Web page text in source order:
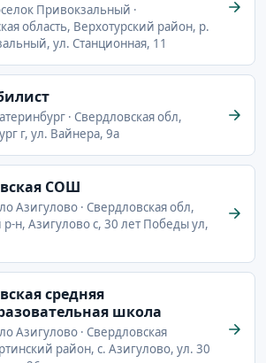
Привокзальный ·
область, Верхотурский район, р.
ул. Станционная, 11
· Свердловская обл,
г, ул. Вайнера, 9а
СОШ
Азигулово · Свердловская обл,
н, Азигулово с, 30 лет Победы ул,
средняя
школа
Азигулово · Свердловская
район, с. Азигулово, ул. 30